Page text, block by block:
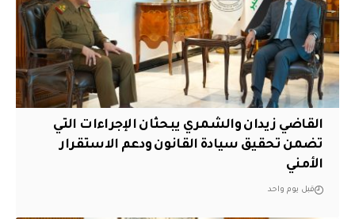
القاضي زيدان والشمري يبحثان الإجراءات التي
تضمن تحقيق سيادة القانون ودعم الاستقرار
الأمني
قبل يوم واحد